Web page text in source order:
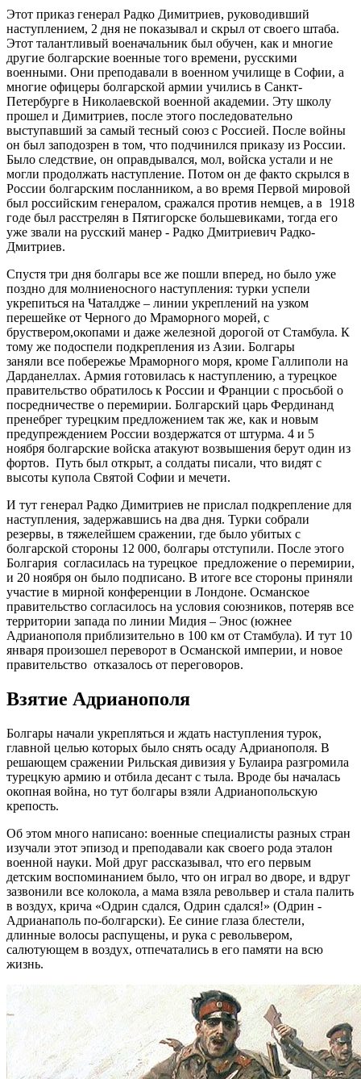
Этот приказ генерал Радко Димитриев, руководивший
наступлением, 2 дня не показывал и скрыл от своего штаба.
Этот талантливый военачальник был обучен, как и многие
другие болгарские военные того времени, русскими
военными. Они преподавали в военном училище в Софии, а
многие офицеры болгарской армии учились в Санкт-
Петербурге в Николаевской военной академии. Эту школу
прошел и Димитриев, после этого последовательно
выступавший за самый тесный союз с Россией. После войны
он был заподозрен в том, что подчинился приказу из России.
Было следствие, он оправдывался, мол, войска устали и не
могли продолжать наступление. Потом он де факто скрылся в
России болгарским посланником, а во время Первой мировой
был российским генералом, сражался против немцев, а в 1918
годе был расстрелян в Пятигорске большевиками, тогда его
уже звали на русский манер - Радко Дмитриевич Радко-
Дмитриев.
Спустя три дня болгары все же пошли вперед, но было уже
поздно для молниеносного наступления: турки успели
укрепиться на Чаталдже – линии укреплений на узком
перешейке от Черного до Мраморного морей, с
бруствером,окопами и даже железной дорогой от Стамбула. К
тому же подоспели подкрепления из Азии. Болгары
заняли все побережье Мраморного моря, кроме Галлиполи на
Дарданеллах. Армия готовилась к наступлению, а турецкое
правительство обратилось к России и Франции с просьбой о
посредничестве о перемирии. Болгарский царь Фердинанд
пренебрег турецким предложением так же, как и новым
предупреждением России воздержатся от штурма. 4 и 5
ноября болгарские войска атакуют возвышения берут один из
фортов. Путь был открыт, а солдаты писали, что видят с
высоты купола Святой Софии и мечети.
И тут генерал Радко Димитриев не прислал подкрепление для
наступления, задержавшись на два дня. Турки собрали
резервы, в тяжелейшем сражении, где было убитых с
болгарской стороны 12 000, болгары отступили. После этого
Болгария согласилась на турецкое предложение о перемирии,
и 20 ноября он было подписано. В итоге все стороны приняли
участие в мирной конференции в Лондоне. Османское
правительство согласилось на условия союзников, потеряв все
территории запада по линии Мидия – Энос (южнее
Адрианополя приблизительно в 100 км от Стамбула). И тут 10
января произошел переворот в Османской империи, и новое
правительство отказалось от переговоров.
Взятие Адрианополя
Болгары начали укрепляться и ждать наступления турок,
главной целью которых было снять осаду Адрианополя. В
решающем сражении Рильская дивизия у Булаира разгромила
турецкую армию и отбила десант с тыла. Вроде бы началась
окопная война, но тут болгары взяли Адрианопольскую
крепость.
Об этом много написано: военные специалисты разных стран
изучали этот эпизод и преподавали как своего рода эталон
военной науки. Мой друг рассказывал, что его первым
детским воспоминанием было, что он играл во дворе, и вдруг
зазвонили все колокола, а мама взяла револьвер и стала палить
в воздух, крича «Одрин сдался, Одрин сдался!» (Одрин -
Адрианаполь по-болгарски). Ее синие глаза блестели,
длинные волосы распущены, и рука с револьвером,
салютующем в воздух, отпечатались в его памяти на всю
жизнь.